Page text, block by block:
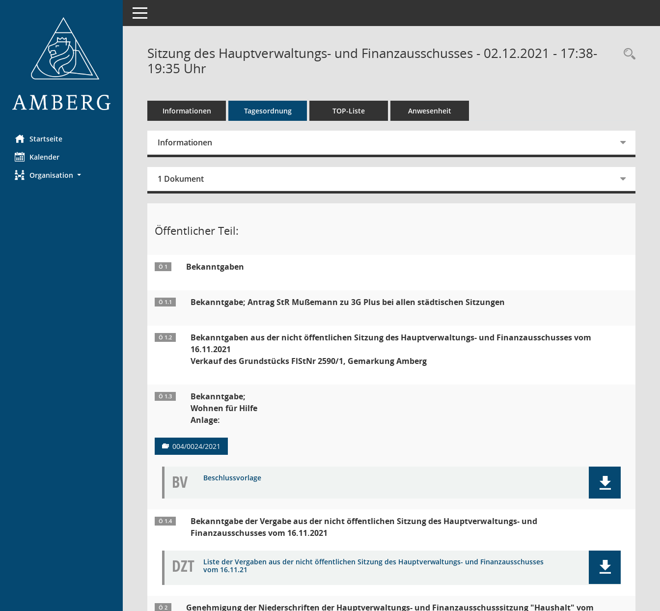
Startseite
Kalender
Organisation
Toggle navigation
Sitzung des Hauptverwaltungs- und Finanzausschusses - 02.12.2021 - 17:38-
19:35 Uhr
Informationen Tagesordnung TOP-Liste Anwesenheit
Informationen
1 Dokument
Öffentlicher Teil:
Ö 1 Bekanntgaben
Ö 1.1 Bekanntgabe; Antrag StR Mußemann zu 3G Plus bei allen städtischen Sitzungen
Ö 1.2
Bekanntgaben aus der nicht öffentlichen Sitzung des Hauptverwaltungs- und Finanzausschusses vom
16.11.2021
Verkauf des Grundstücks FlStNr 2590/1, Gemarkung Amberg
Ö 1.3
Bekanntgabe;
Wohnen für Hilfe
Anlage:
004/0024/2021
BV Beschlussvorlage
Ö 1.4
Bekanntgabe der Vergabe aus der nicht öffentlichen Sitzung des Hauptverwaltungs- und
Finanzausschusses vom 16.11.2021
DZT
Liste der Vergaben aus der nicht öffentlichen Sitzung des Hauptverwaltungs- und Finanzausschusses
vom 16.11.21
Ö 2
Genehmigung der Niederschriften der Hauptverwaltungs- und Finanzausschusssitzung "Haushalt" vom